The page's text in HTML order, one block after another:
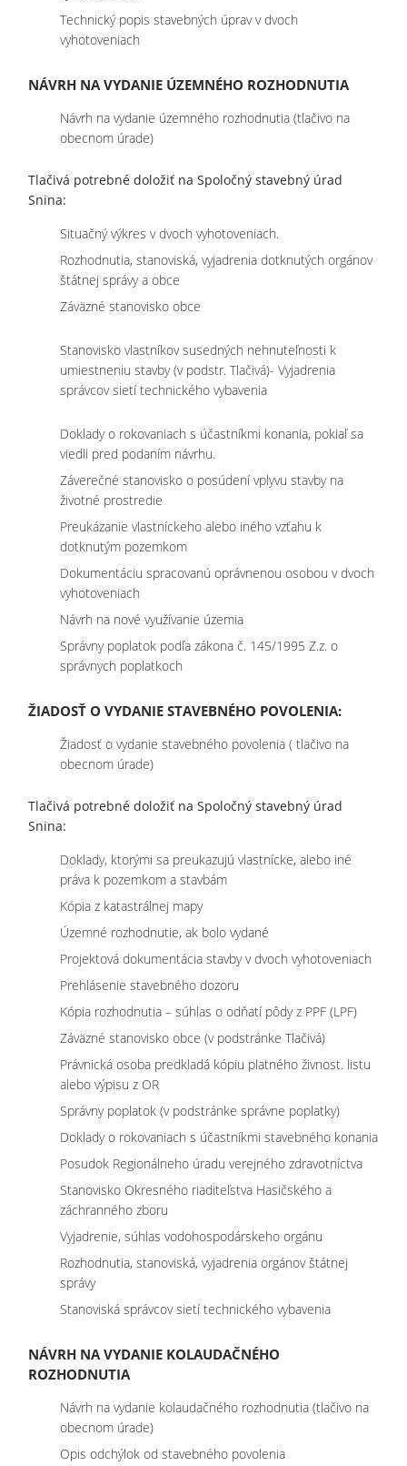
Technický popis stavebných úprav v dvoch
vyhotoveniach
NÁVRH NA VYDANIE ÚZEMNÉHO ROZHODNUTIA
Návrh na vydanie územného rozhodnutia (tlačivo na
obecnom úrade)
Tlačivá potrebné doložiť na Spoločný stavebný úrad
Snina:
Situačný výkres v dvoch vyhotoveniach.
Rozhodnutia, stanoviská, vyjadrenia dotknutých orgánov
štátnej správy a obce
Záväzné stanovisko obce
Stanovisko vlastníkov susedných nehnuteľnosti k
umiestneniu stavby (v podstr. Tlačivá)- Vyjadrenia
správcov sietí technického vybavenia
Doklady o rokovaniach s účastníkmi konania, pokiaľ sa
viedli pred podaním návrhu.
Záverečné stanovisko o posúdení vplyvu stavby na
životné prostredie
Preukázanie vlastníckeho alebo iného vzťahu k
dotknutým pozemkom
Dokumentáciu spracovanú oprávnenou osobou v dvoch
vyhotoveniach
Návrh na nové využívanie územia
Správny poplatok podľa zákona č. 145/1995 Z.z. o
správnych poplatkoch
ŽIADOSŤ O VYDANIE STAVEBNÉHO POVOLENIA:
Žiadosť o vydanie stavebného povolenia ( tlačivo na
obecnom úrade)
Tlačivá potrebné doložiť na Spoločný stavebný úrad
Snina:
Doklady, ktorými sa preukazujú vlastnícke, alebo iné
práva k pozemkom a stavbám
Kópia z katastrálnej mapy
Územné rozhodnutie, ak bolo vydané
Projektová dokumentácia stavby v dvoch vyhotoveniach
Prehlásenie stavebného dozoru
Kópia rozhodnutia – súhlas o odňatí pôdy z PPF (LPF)
Záväzné stanovisko obce (v podstránke Tlačivá)
Právnická osoba predkladá kópiu platného živnost. listu
alebo výpisu z OR
Správny poplatok (v podstránke správne poplatky)
Doklady o rokovaniach s účastníkmi stavebného konania
Posudok Regionálneho úradu verejného zdravotníctva
Stanovisko Okresného riaditeľstva Hasičského a
záchranného zboru
Vyjadrenie, súhlas vodohospodárskeho orgánu
Rozhodnutia, stanoviská, vyjadrenia orgánov štátnej
správy
Stanoviská správcov sietí technického vybavenia
NÁVRH NA VYDANIE KOLAUDAČNÉHO
ROZHODNUTIA
Návrh na vydanie kolaudačného rozhodnutia (tlačivo na
obecnom úrade)
Opis odchýlok od stavebného povolenia